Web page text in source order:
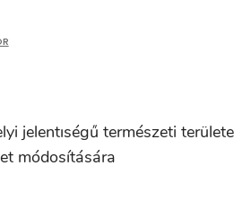
jelentıségű természeti
módosítására